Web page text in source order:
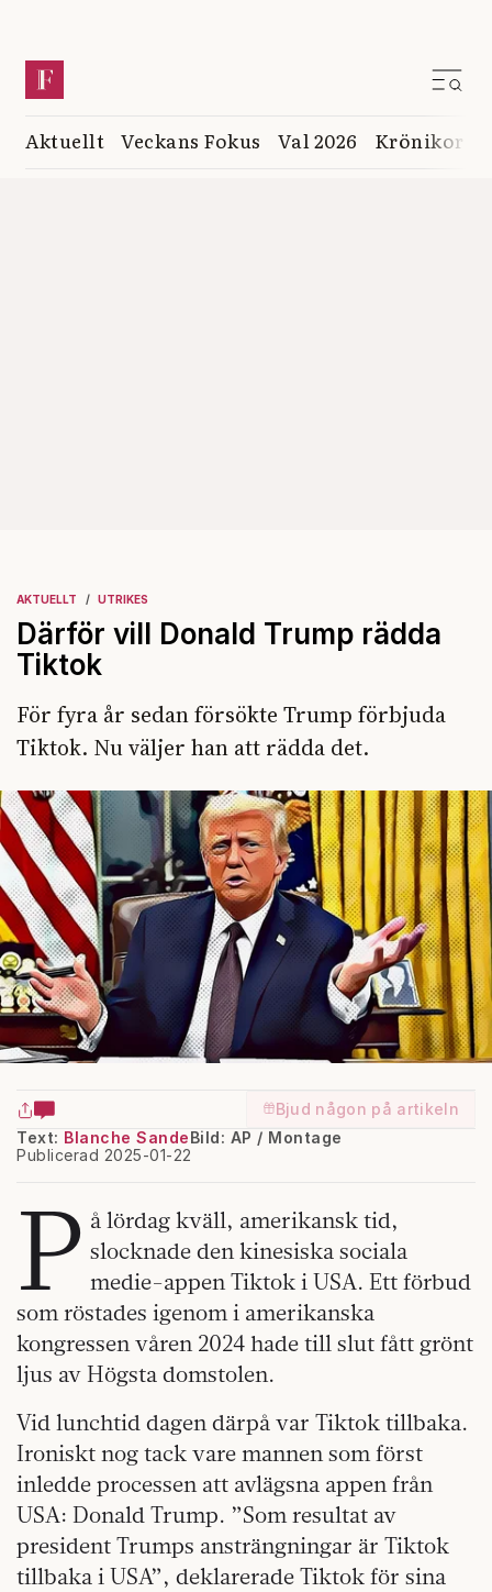
Aktuellt Veckans Fokus Val 2026 Krönikor
AKTUELLT UTRIKES
Därför vill Donald Trump rädda
Tiktok
För fyra år sedan försökte Trump förbjuda
Tiktok. Nu väljer han att rädda det.
Bjud någon på artikeln
Text: Blanche Sande
Publicerad 2025-01-22
Bild: AP / Montage
P å lördag kväll, amerikansk tid,
slocknade den kinesiska sociala
medie-appen Tiktok i USA. Ett förbud
som röstades igenom i amerikanska
kongressen våren 2024 hade till slut fått grönt
ljus av Högsta domstolen.
Vid lunchtid dagen därpå var Tiktok tillbaka.
Ironiskt nog tack vare mannen som först
inledde processen att avlägsna appen från
USA: Donald Trump. ”Som resultat av
president Trumps ansträngningar är Tiktok
tillbaka i USA”, deklarerade Tiktok för sina